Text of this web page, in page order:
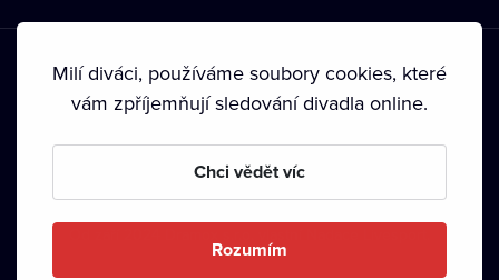
Podmínky používání • Ochrana soukromí • Zásady používání
• Autorská práva•
Milí diváci, používáme soubory cookies, které
vám zpříjemňují sledování divadla online.
Chci vědět víc
Rozumím